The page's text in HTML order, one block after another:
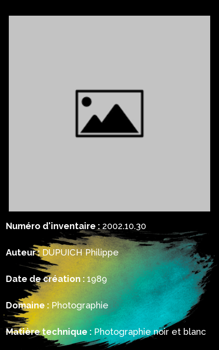
Numéro d'inventaire : 2002.10.30
Auteur : DUPUICH Philippe
Date de création : 1989
Domaine : Photographie
Matière technique : Photographie noir et blanc